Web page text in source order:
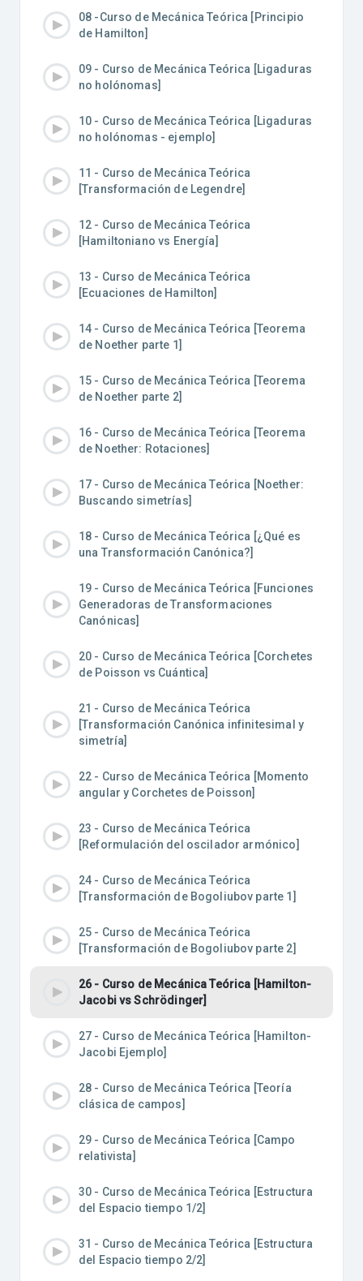
08 -Curso de Mecánica Teórica [Principio
de Hamilton]
09 - Curso de Mecánica Teórica [Ligaduras
no holónomas]
10 - Curso de Mecánica Teórica [Ligaduras
no holónomas - ejemplo]
11 - Curso de Mecánica Teórica
[Transformación de Legendre]
12 - Curso de Mecánica Teórica
[Hamiltoniano vs Energía]
13 - Curso de Mecánica Teórica
[Ecuaciones de Hamilton]
14 - Curso de Mecánica Teórica [Teorema
de Noether parte 1]
15 - Curso de Mecánica Teórica [Teorema
de Noether parte 2]
16 - Curso de Mecánica Teórica [Teorema
de Noether: Rotaciones]
17 - Curso de Mecánica Teórica [Noether:
Buscando simetrías]
18 - Curso de Mecánica Teórica [¿Qué es
una Transformación Canónica?]
19 - Curso de Mecánica Teórica [Funciones
Generadoras de Transformaciones
Canónicas]
20 - Curso de Mecánica Teórica [Corchetes
de Poisson vs Cuántica]
21 - Curso de Mecánica Teórica
[Transformación Canónica infinitesimal y
simetría]
22 - Curso de Mecánica Teórica [Momento
angular y Corchetes de Poisson]
23 - Curso de Mecánica Teórica
[Reformulación del oscilador armónico]
24 - Curso de Mecánica Teórica
[Transformación de Bogoliubov parte 1]
25 - Curso de Mecánica Teórica
[Transformación de Bogoliubov parte 2]
26 - Curso de Mecánica Teórica [Hamilton-
Jacobi vs Schrödinger]
27 - Curso de Mecánica Teórica [Hamilton-
Jacobi Ejemplo]
28 - Curso de Mecánica Teórica [Teoría
clásica de campos]
29 - Curso de Mecánica Teórica [Campo
relativista]
30 - Curso de Mecánica Teórica [Estructura
del Espacio tiempo 1/2]
31 - Curso de Mecánica Teórica [Estructura
del Espacio tiempo 2/2]